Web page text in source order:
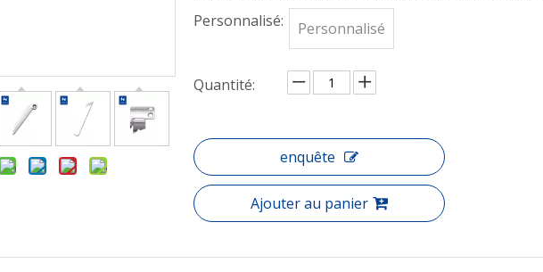
Personnalisé:
Personnalisé
Quantité:
enquête
Ajouter au panier